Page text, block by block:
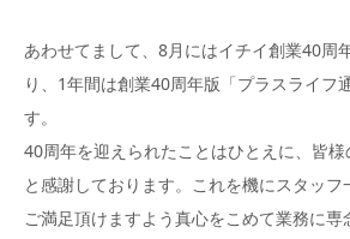
あわせてまして、8月にはイチイ創業40周
り、1年間は創業40周年版「プラスライフ
す。
40周年を迎えられたことはひとえに、皆
と感謝しております。これを機にスタッ
ご満足頂けますよう真心をこめて業務に専